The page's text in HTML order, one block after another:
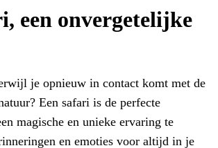
een onvergetelijke
je opnieuw in contact komt met de
Een safari is de perfecte
magische en unieke ervaring te
en emoties voor altijd in je